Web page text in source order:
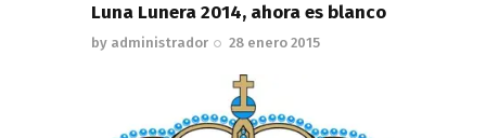
Luna Lunera 2014, ahora es blanco
by administrador 28 enero 2015